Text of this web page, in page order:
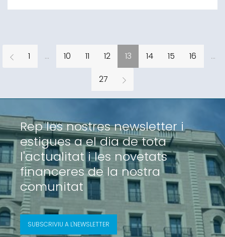
orientat a autònoms, empreses i entitats públiques i
inversions productives a Espanya
1 ... 10 11 12 13 14 15 16
...
27
Rep les nostres newsletter i
estigues a el dia de tota
l'actualitat i les novetats
financeres de la nostra
comunitat
SUBSCRIVIU A L'NEWSLETTER